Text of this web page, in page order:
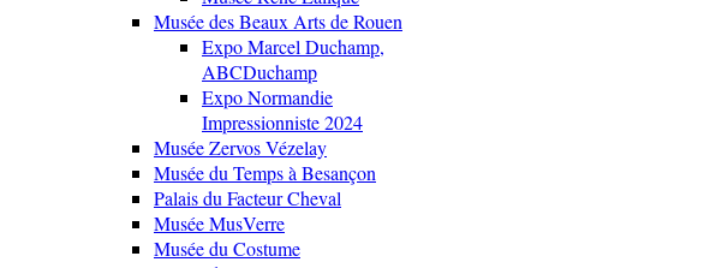
Musée des Beaux Arts de Rouen
Expo Marcel Duchamp,
ABCDuchamp
Expo Normandie
Impressionniste 2024
Musée Zervos Vézelay
Musée du Temps à Besançon
Palais du Facteur Cheval
Musée MusVerre
Musée du Costume